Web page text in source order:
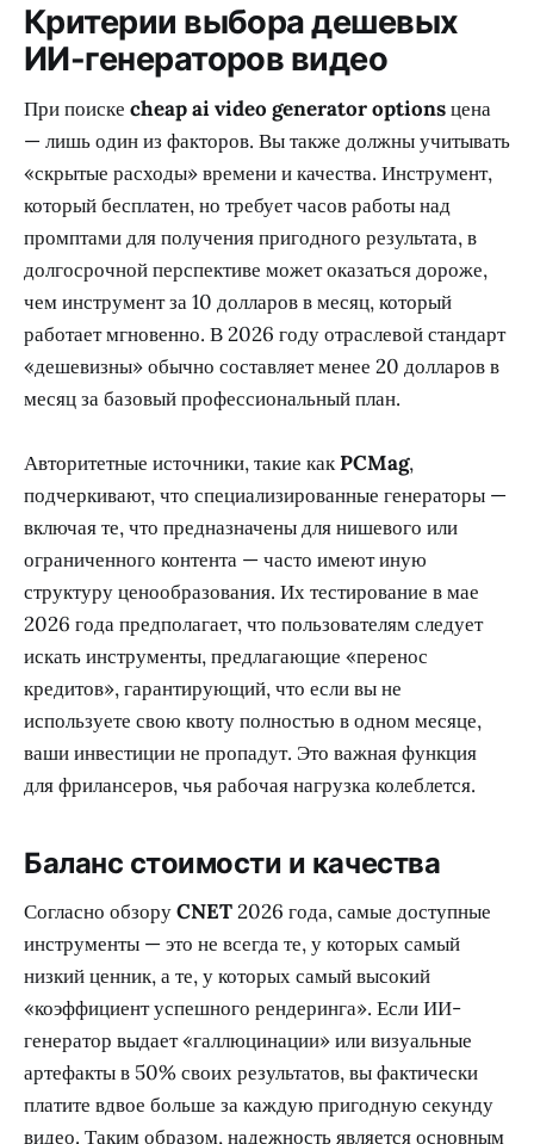
Критерии выбора дешевых
ИИ-генераторов видео
При поиске cheap ai video generator optionsцена
— лишь один из факторов. Вы также должны учитывать
«скрытые расходы» времени и качества. Инструмент,
который бесплатен, но требует часов работы над
промптами для получения пригодного результата, в
долгосрочной перспективе может оказаться дороже,
чем инструмент за 10 долларов в месяц, который
работает мгновенно. В 2026 году отраслевой стандарт
«дешевизны» обычно составляет менее 20 долларов в
месяц за базовый профессиональный план.
Авторитетные источники, такие какPCMag,
подчеркивают, что специализированные генераторы —
включая те, что предназначены для нишевого или
ограниченного контента — часто имеют иную
структуру ценообразования. Их тестирование в мае
2026 года предполагает, что пользователям следует
искать инструменты, предлагающие «перенос
кредитов», гарантирующий, что если вы не
используете свою квоту полностью в одном месяце,
ваши инвестиции не пропадут. Это важная функция
для фрилансеров, чья рабочая нагрузка колеблется.
Баланс стоимости и качества
Согласно обзоруCNET2026 года, самые доступные
инструменты — это не всегда те, у которых самый
низкий ценник, а те, у которых самый высокий
«коэффициент успешного рендеринга». Если ИИ-
генератор выдает «галлюцинации» или визуальные
артефакты в 50% своих результатов, вы фактически
платите вдвое больше за каждую пригодную секунду
видео. Таким образом, надежность является основным